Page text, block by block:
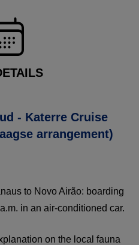
- Katerre Cruise
arrangement)
to Novo Airão: boarding
in an air-conditioned car.
on the local fauna